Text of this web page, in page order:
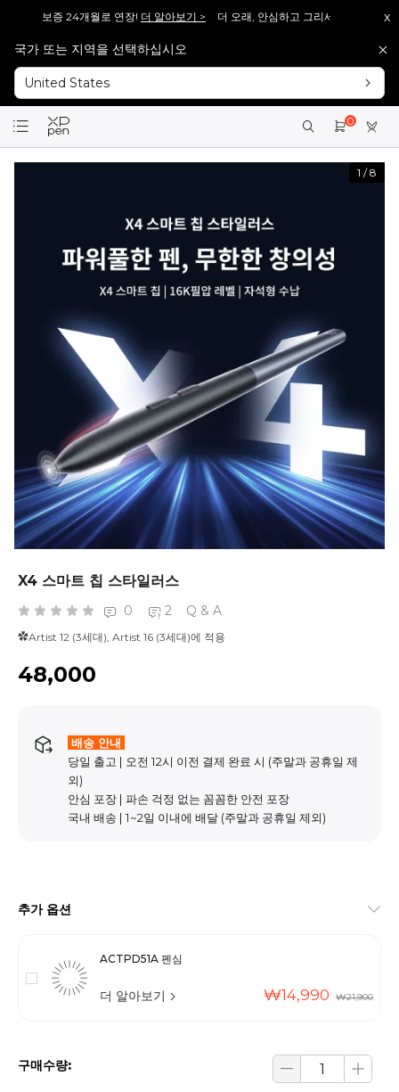
24개월로 연장!더 알아보기 > 더 오래, 안심하고 그리세요. Magic Drawing
다시 돌아왔습니다!바로보기 >> [재입고 안내] 많은 분들이 기다려주신 [Artist
다시 돌아왔습니다!바로보기 >> [재입고 안내] 많은 분들이 기다려주신 [Artist
회원가입 시 <1만 원> 상당 포인트를 증정합니다. 바로가입 >
설레는 핑크의 등장! Artist 12 3세대 핑크 에디션 출시!더 알아보기 >
x
국가 또는 지역을 선택하십시오
United States
0
1 /8
X4 스마트 칩 스타일러스
0 2 Q & A
✿Artist 12 (3세대), Artist 16 (3세대)에 적용
₩48,000
배송 안내
당일 출고 | 오전 12시 이전 결제 완료 시 (주말과 공휴일 제
외)
안심 포장 | 파손 걱정 없는 꼼꼼한 안전 포장
국내 배송 | 1~2일 이내에 배달 (주말과 공휴일 제외)
추가 옵션
ACTPD51A 펜심
더 알아보기 ₩14,990 ₩21,900
구매수량: